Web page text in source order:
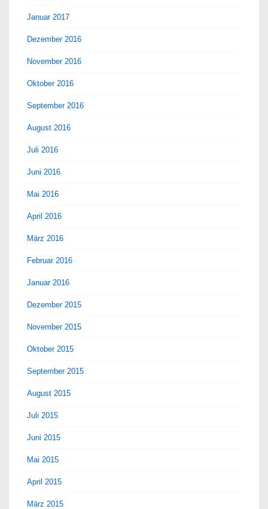
Januar 2017
Dezember 2016
November 2016
Oktober 2016
September 2016
August 2016
Juli 2016
Juni 2016
Mai 2016
April 2016
März 2016
Februar 2016
Januar 2016
Dezember 2015
November 2015
Oktober 2015
September 2015
August 2015
Juli 2015
Juni 2015
Mai 2015
April 2015
März 2015